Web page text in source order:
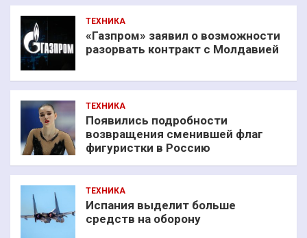
ТЕХНИКА
«Газпром» заявил о возможности
разорвать контракт с Молдавией
ТЕХНИКА
Появились подробности
возвращения сменившей флаг
фигуристки в Россию
ТЕХНИКА
Испания выделит больше
средств на оборону